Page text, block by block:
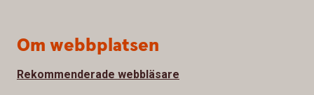
Om webbplatsen
Rekommenderade webbläsare